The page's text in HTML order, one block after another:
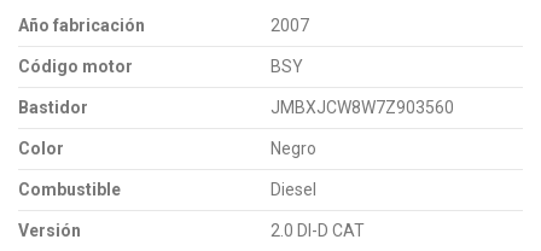
Año fabricación 2007
Código motor BSY
Bastidor JMBXJCW8W7Z903560
Color Negro
Combustible Diesel
Versión 2.0 DI-D CAT